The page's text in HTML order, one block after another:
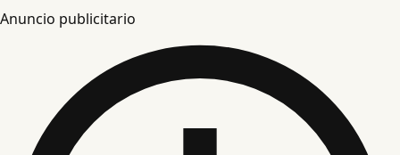
Anuncio publicitario